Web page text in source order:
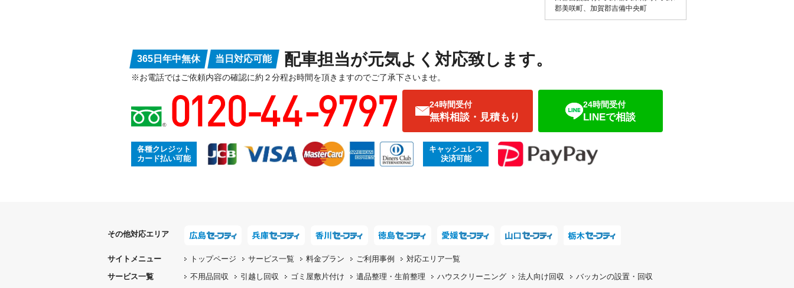
郡美咲町、 加賀郡吉備中央町
365日年中無休 当日対応可能 配車担当が元気よく対応致します。
※お電話ではご依頼内容の確認に約２分程お時間を頂きますのでご了承下さいませ。
24時間受付
無料相談・見積もり
24時間受付
LINEで相談
各種クレジット
カード払い可能
キャッシュレス
決済可能
その他対応エリア
サイトメニュー トップページ サービス一覧 料金プラン ご利用事例
対応エリア一覧
サービス一覧
不用品回収 引越し回収 ゴミ屋敷片付け 遺品整理・生前整理 ハウスクリーニング 法人向け回収 バッカンの設置・回収